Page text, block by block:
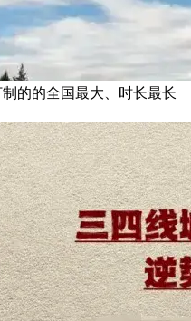
的的全国最大、时长最长